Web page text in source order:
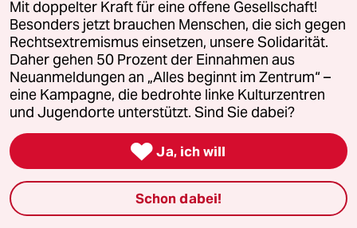
Live im Stream
Vergangene
taz lab 2027
Mehr taz Lesestoff
Mit doppelter Kraft für eine offene Gesellschaft!
Besonders jetzt brauchen Menschen, die sich gegen
Rechtsextremismus einsetzen, unsere Solidarität.
Daher gehen 50 Prozent der Einnahmen aus
Neuanmeldungen an „Alles beginnt im Zentrum“ –
eine Kampagne, die bedrohte linke Kulturzentren
und Jugendorte unterstützt. Sind Sie dabei?
 Ja, ich will
Schon dabei!